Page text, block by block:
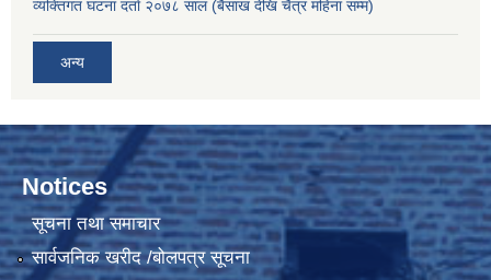
व्यक्तिगत घटना दर्ता २०७८ साल (बैसाख देखि चैत्र महिना सम्म)
अन्य
Notices
सूचना तथा समाचार
सार्वजनिक खरीद /बोलपत्र सूचना